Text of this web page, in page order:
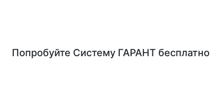
Попробуйте Систему ГАРАНТбесплатно